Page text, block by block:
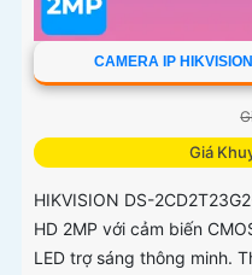
CAMERA IP
Giá
HIKVISION DS-
HD 2MP với cảm biến
LED trợ sáng thông minh.